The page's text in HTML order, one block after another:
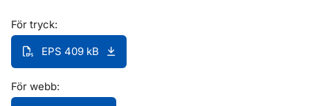
För tryck:
EPS 409 kB
För webb: